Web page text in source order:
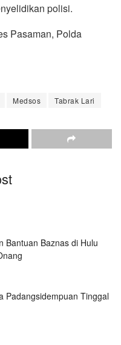
polisi.
Pasaman, Polda
Medsos Tabrak Lari
Bantuan Baznas di Hulu
Padangsidempuan Tinggal